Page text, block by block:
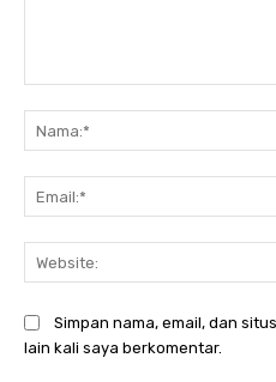
Simpan nama, email, dan
lain kali saya berkomentar.